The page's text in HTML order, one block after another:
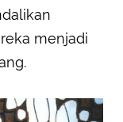
menjadi